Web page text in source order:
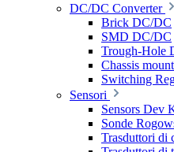
DC/DC Converter
Brick DC/DC
SMD DC/DC
Trough-Hole
Chassis
Switching
Sensori
Sensors Dev
Sonde
Trasduttori di